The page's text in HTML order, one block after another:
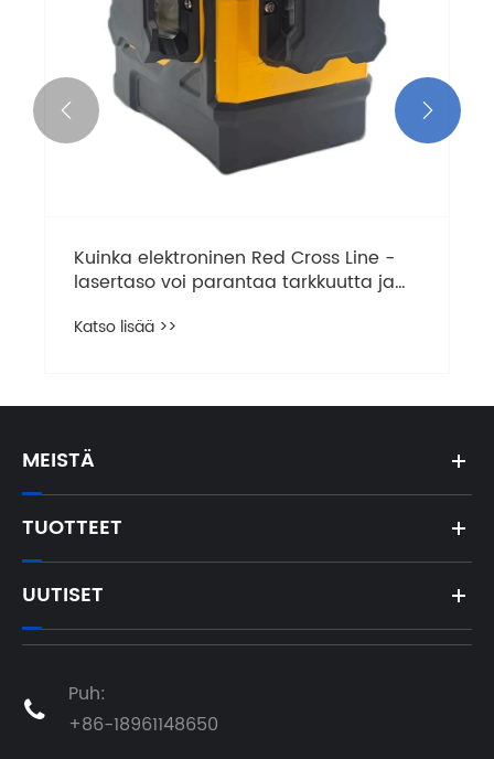
Miksi lasertason lisävarusteista tulee
välttämättömiä nykyaikaisessa
Katso lisää >>
 
MEISTÄ
TUOTTEET
UUTISET

Puh:
+86-18961148650